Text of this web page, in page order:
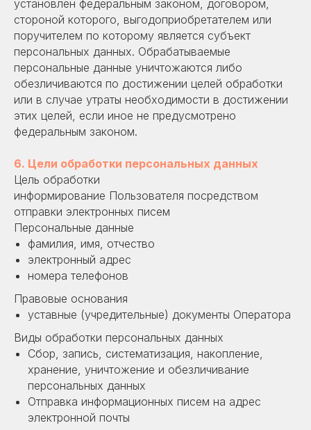
установлен федеральным законом, договором,
стороной которого, выгодоприобретателем или
поручителем по которому является субъект
персональных данных. Обрабатываемые
персональные данные уничтожаются либо
обезличиваются по достижении целей обработки
или в случае утраты необходимости в достижении
этих целей, если иное не предусмотрено
федеральным законом.
6. Цели обработки персональных данных
Цель обработки
информирование Пользователя посредством
отправки электронных писем
Персональные данные
фамилия, имя, отчество
электронный адрес
номера телефонов
Правовые основания
уставные (учредительные) документы Оператора
Виды обработки персональных данных
Сбор, запись, систематизация, накопление,
хранение, уничтожение и обезличивание
персональных данных
Отправка информационных писем на адрес
электронной почты